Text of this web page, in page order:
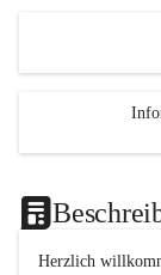
Herzlich